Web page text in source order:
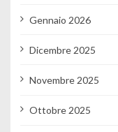
Gennaio 2026
Dicembre 2025
Novembre 2025
Ottobre 2025